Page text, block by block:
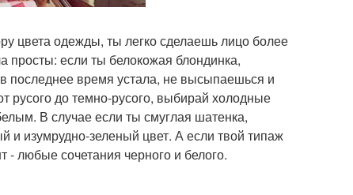
цвета одежды, ты легко сделаешь лицо более
если ты белокожая блондинка,
последнее время устала, не высыпаешься и
русого до темно-русого, выбирай холодные
В случае если ты смуглая шатенка,
и изумрудно-зеленый цвет. А если твой типаж
любые сочетания черного и белого.